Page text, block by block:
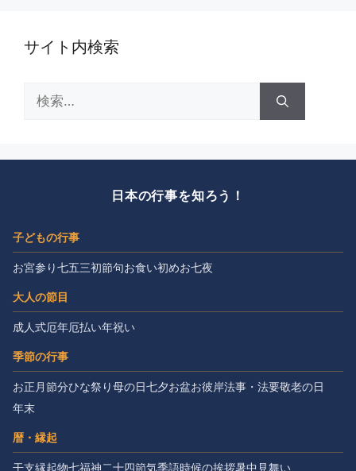
サイト内検索
索:
日本の行事を知ろう！
子どもの行事
お宮参り七五三初節句お食い初めお七夜
大人の節目
成人式厄年厄払い年祝い
季節の行事
お正月節分ひな祭り母の日七夕お盆お彼岸法事・法要敬老の日
年末
暦・縁起
干支縁起物七福神二十四節気季語時候の挨拶暑中見舞い